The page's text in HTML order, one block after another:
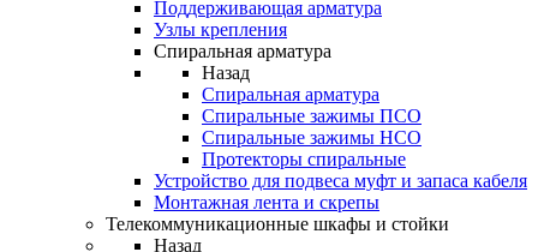
Поддерживающая арматура
Узлы крепления
Спиральная арматура
Назад
Спиральная арматура
Спиральные зажимы ПСО
Спиральные зажимы НСО
Протекторы спиральные
Устройство для подвеса муфт и запаса кабеля
Монтажная лента и скрепы
Телекоммуникационные шкафы и стойки
Назад